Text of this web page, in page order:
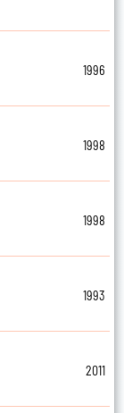
1996
1998
1998
1993
2011